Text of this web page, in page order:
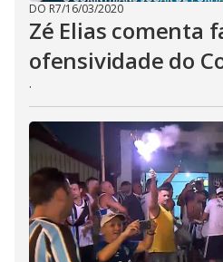
DO R7/16/03/2020
Zé Elias comenta
ofensividade do
.